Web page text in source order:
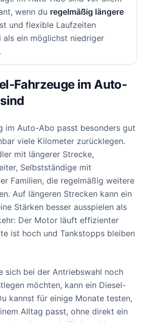
wenn du regelmäßig längere
und flexible Laufzeiten
als ein möglichst niedriger
Fahrzeuge im Auto-
im Auto-Abo passt besonders gut
viele Kilometer zurücklegen.
mit längerer Strecke,
Selbstständige mit
Familien, die regelmäßig weitere
Auf längeren Strecken kann ein
Stärken besser ausspielen als
Der Motor läuft effizienter
ist hoch und Tankstopps bleiben
sich bei der Antriebswahl noch
möchten, kann ein Diesel-
kannst für einige Monate testen,
Alltag passt, ohne direkt ein